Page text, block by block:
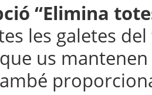
“Elimina
les galetes
us